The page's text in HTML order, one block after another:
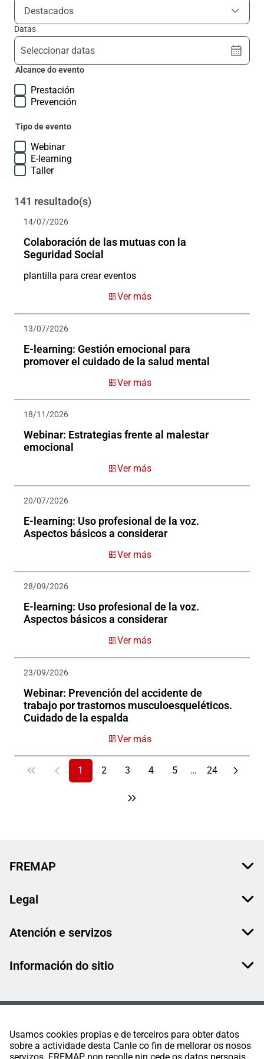
Usamos cookies propias e de terceiros para obter datos
sobre a actividade desta Canle co fin de mellorar os nosos
Destacados
Datas
Seleccionar datas
Alcance do evento
Prestación
Prevención
Tipo de evento
Webinar
E-learning
Taller
141 resultado(s)
14/07/2026
Colaboración de las mutuas con la
Seguridad Social
plantilla para crear eventos
Ver más
13/07/2026
E-learning: Gestión emocional para
promover el cuidado de la salud mental
Ver más
18/11/2026
Webinar: Estrategias frente al malestar
emocional
Ver más
20/07/2026
E-learning: Uso profesional de la voz.
Aspectos básicos a considerar
Ver más
28/09/2026
E-learning: Uso profesional de la voz.
Aspectos básicos a considerar
Ver más
23/09/2026
Webinar: Prevención del accidente de
trabajo por trastornos musculoesqueléticos.
Cuidado de la espalda
Ver más
1 2 3 4 5 … 24
FREMAP
Legal
Atención e servizos
Información do sitio